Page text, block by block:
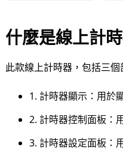
什麼是線上計
此款線上計時器，包括三個
1. 計時器顯示：用於
2. 計時器控制面板：
3. 計時器設定面板：